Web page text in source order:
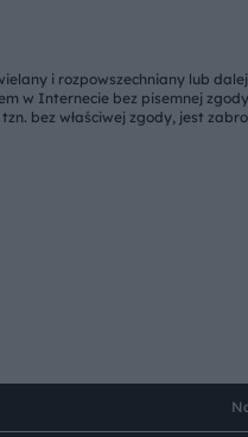
i rozpowszechniany lub
w Internecie bez pisemnej
tzn. bez właściwej zgody, jest